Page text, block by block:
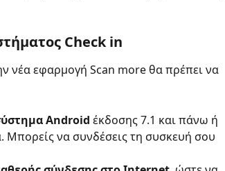
Check in
νέα εφαρμογή Scan more θα πρέπει να
Android έκδοσης 7.1 και πάνω ή
Μπορείς να συνδέσεις τη συσκευή σου